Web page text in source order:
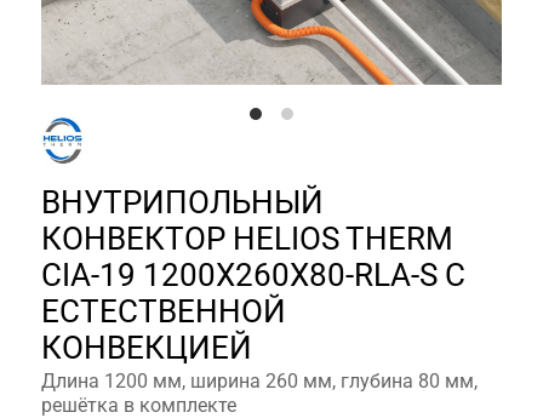
ВНУТРИПОЛЬНЫЙ
КОНВЕКТОР HELIOS THERM
CIA-19 1200X260X80-RLA-S С
ЕСТЕСТВЕННОЙ
КОНВЕКЦИЕЙ
Длина 1200 мм, ширина 260 мм, глубина 80 мм,
решётка в комплекте